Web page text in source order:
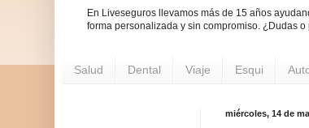
En Liveseguros llevamos más de 15 años
forma personalizada y sin compromiso. ¿Dudas
Salud Dental Viaje Esqui
miércoles, 14 de